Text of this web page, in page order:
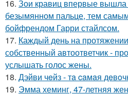
16. Зои кравиц впервые вышла
безымянном пальце, тем
бойфрендом Гарри стайлсом.
17. Каждый день на
собственный автоответчик -
услышать голос жены.
18. Дэйви чeйз - тa caмaя
19. Эмма хеминг, 47-летняя